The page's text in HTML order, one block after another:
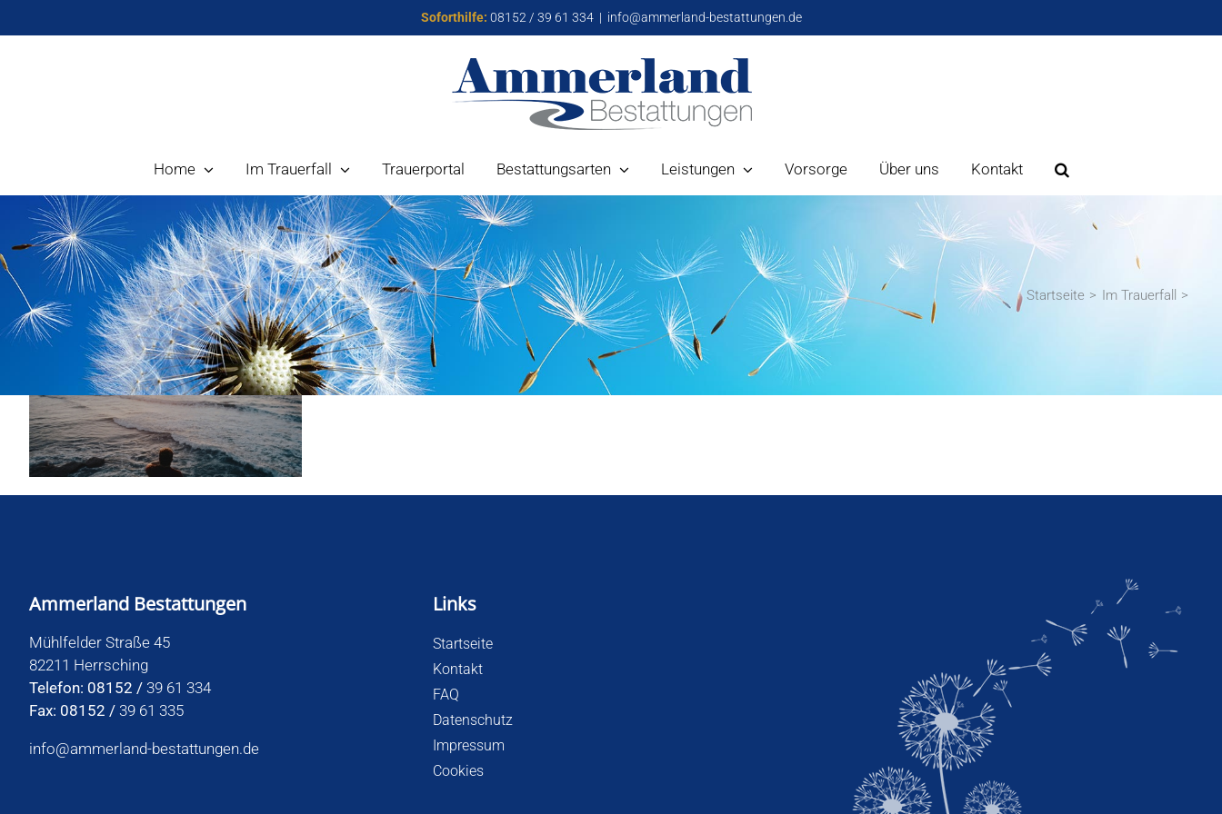
Inhalt
Soforthilfe: 08152 / 39 61 334 | info@ammerland-bestattungen.de
Home Im Trauerfall Trauerportal Bestattungsarten Leistungen Vorsorge Über uns Kontakt
Startseite Im Trauerfall
Ammerland Bestattungen
Mühlfelder Straße 45
82211 Herrsching
Telefon: 08152 / 39 61 334
Fax: 08152 / 39 61 335
info@ammerland-bestattungen.de
Links
Startseite
Kontakt
FAQ
Datenschutz
Impressum
Cookies